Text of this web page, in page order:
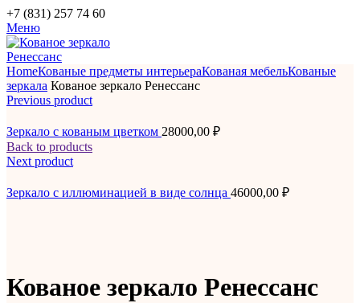
+7 (831) 257 74 60
Меню
HomeКованые предметы интерьераКованая мебельКованые
зеркала Кованое зеркало Ренессанс
Previous product
Зеркало с кованым цветком 28000,00 ₽
Back to products
Next product
Зеркало с иллюминацией в виде солнца 46000,00 ₽
Кованое зеркало Ренессанс